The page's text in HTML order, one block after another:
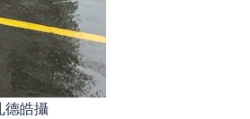
德皓攝